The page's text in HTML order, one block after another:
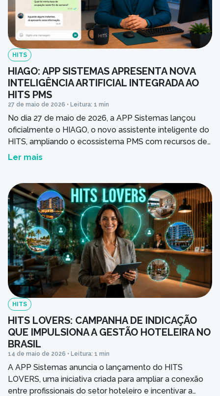
Você é cliente da APP Sistemas?
Nome do seu empreendimento hoteleiro
Seu hotel possui quantos apartamentos?
Ao informar meus dados, concordo em
comunicações da empresa.
Enviar
HITS
HIAGO: APP SISTEMAS APRESENTA NOVA
INTELIGÊNCIA ARTIFICIAL INTEGRADA AO
HITS PMS
27 de maio de 2026 • Leitura: 1 min
No dia 27 de maio de 2026, a APP Sistemas lançou
oficialmente o HIAGO, o novo assistente inteligente do
HITS, ampliando o ecossistema PMS com recursos de
inteligência artificial voltados à gestão de hotelaria e
o aulão de atualizações, transmissão ao vivo realizada
[…]
Ler mais
HITS
HITS LOVERS: CAMPANHA DE INDICAÇÃO
QUE IMPULSIONA A GESTÃO HOTELEIRA NO
BRASIL
14 de maio de 2026 • Leitura: 1 min
A APP Sistemas anuncia o lançamento do HITS
LOVERS, uma iniciativa criada para ampliar a conexão
entre profissionais do setor hoteleiro e incentivar a